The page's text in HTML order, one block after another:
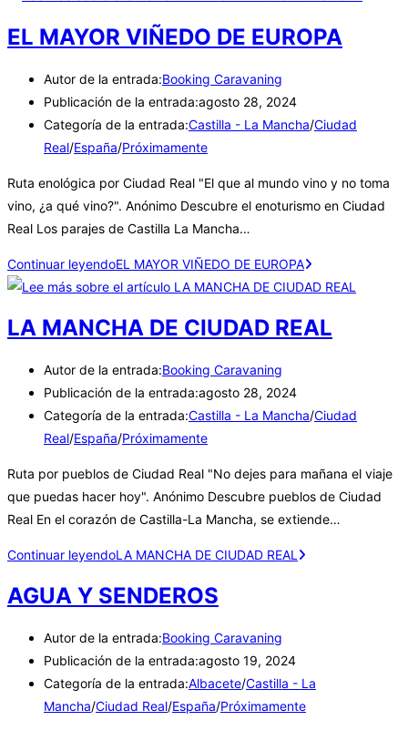
EL MAYOR VIÑEDO DE EUROPA
Autor de la entrada:Booking Caravaning
Publicación de la entrada:agosto 28, 2024
Categoría de la entrada:Castilla - La Mancha/Ciudad
Real/España/Próximamente
Ruta enológica por Ciudad Real "El que al mundo vino y no toma
vino, ¿a qué vino?". Anónimo Descubre el enoturismo en Ciudad
Real Los parajes de Castilla La Mancha…
Continuar leyendoEL MAYOR VIÑEDO DE EUROPA
LA MANCHA DE CIUDAD REAL
Autor de la entrada:Booking Caravaning
Publicación de la entrada:agosto 28, 2024
Categoría de la entrada:Castilla - La Mancha/Ciudad
Real/España/Próximamente
Ruta por pueblos de Ciudad Real "No dejes para mañana el viaje
que puedas hacer hoy". Anónimo Descubre pueblos de Ciudad
Real En el corazón de Castilla-La Mancha, se extiende…
Continuar leyendoLA MANCHA DE CIUDAD REAL
AGUA Y SENDEROS
Autor de la entrada:Booking Caravaning
Publicación de la entrada:agosto 19, 2024
Categoría de la entrada:Albacete/Castilla - La
Mancha/Ciudad Real/España/Próximamente